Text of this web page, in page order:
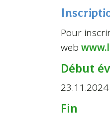
Pour
web
Début
Fin